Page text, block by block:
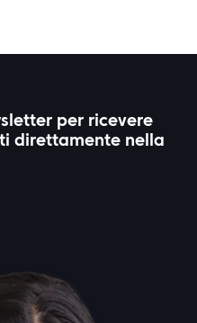
per ricevere
direttamente nella